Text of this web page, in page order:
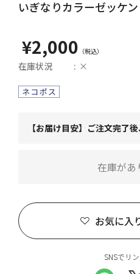
いぎなりカラーゼッケン
¥2,000
在庫状況 ×
【お届け目安】ご注文完了
お気に入
在庫があ
SNSでリ